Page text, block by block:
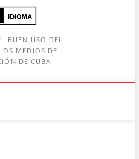
BUEN USO DEL
MEDIOS DE
DE CUBA